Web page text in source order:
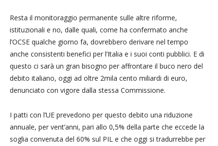
Resta il monitoraggio permanente sulle altre riforme,
istituzionali e no, dalle quali, come ha confermato anche
l’OCSE qualche giorno fa, dovrebbero derivare nel tempo
anche consistenti benefici per l’Italia e i suoi conti pubblici. E di
questo ci sarà un gran bisogno per affrontare il buco nero del
debito italiano, oggi ad oltre 2mila cento miliardi di euro,
denunciato con vigore dalla stessa Commissione.
I patti con l’UE prevedono per questo debito una riduzione
annuale, per vent’anni, pari allo 0,5% della parte che eccede la
soglia convenuta del 60% sul PIL e che oggi si tradurrebbe per